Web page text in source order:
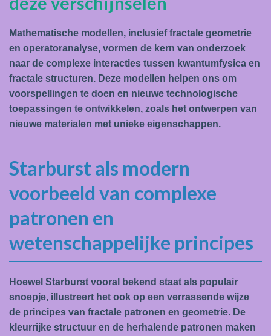
Mathematische modellen, inclusief fractale geometrie
en operatoranalyse, vormen de kern van onderzoek
naar de complexe interacties tussen kwantumfysica en
fractale structuren. Deze modellen helpen ons om
voorspellingen te doen en nieuwe technologische
toepassingen te ontwikkelen, zoals het ontwerpen van
nieuwe materialen met unieke eigenschappen.
Starburst als modern
voorbeeld van complexe
patronen en
wetenschappelijke principes
Hoewel Starburst vooral bekend staat als populair
snoepje, illustreert het ook op een verrassende wijze
de principes van fractale patronen en geometrie. De
kleurrijke structuur en de herhalende patronen maken